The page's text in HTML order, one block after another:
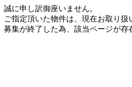
誠に申し訳御座いません。
ご指定頂いた物件は、現在お取り扱
募集が終了した為、該当ページが存